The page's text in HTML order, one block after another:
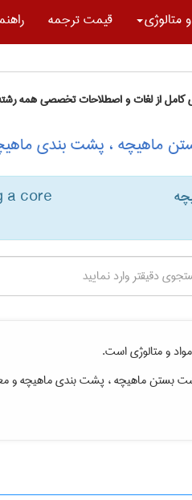
قیمت ترجمه
کامل از لغات و اصطلاحات تخصصی همه
ماهیچه ، پشت بندی
a core
و متالوژیاست.
بستن ماهیچه ، پشت بندی ماهیچهو